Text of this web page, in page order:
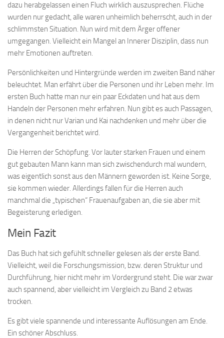
dazu herabgelassen einen Fluch wirklich auszusprechen. Flüche
wurden nur gedacht, alle waren unheimlich beherrscht, auch in der
schlimmsten Situation. Nun wird mit dem Ärger offener
umgegangen. Vielleicht ein Mangel an Innerer Disziplin, dass nun
mehr Emotionen auftreten.
Persönlichkeiten und Hintergründe werden im zweiten Band näher
beleuchtet. Man erfährt über die Personen und ihr Leben mehr. Im
ersten Buch hatte man nur ein paar Eckdaten und hat aus dem
Handeln der Personen mehr erfahren. Nun gibt es auch Passagen,
in denen nicht nur Varian und Kai nachdenken und mehr über die
Vergangenheit berichtet wird.
Die Herren der Schöpfung. Vor lauter starken Frauen und einem
gut gebauten Mann kann man sich zwischendurch mal wundern,
was eigentlich sonst aus den Männern geworden ist. Keine Sorge,
sie kommen wieder. Allerdings fallen für die Herren auch
manchmal die „typischen“ Frauenaufgaben an, die sie aber mit
Begeisterung erledigen.
Mein Fazit
Das Buch hat sich gefühlt schneller gelesen als der erste Band.
Vielleicht, weil die Forschungsmission, bzw. deren Struktur und
Durchführung, hier nicht mehr im Vordergrund steht. Die war zwar
auch spannend, aber vielleicht im Vergleich zu Band 2 etwas
trocken.
Es gibt viele spannende und interessante Auflösungen am Ende.
Ein schöner Abschluss.